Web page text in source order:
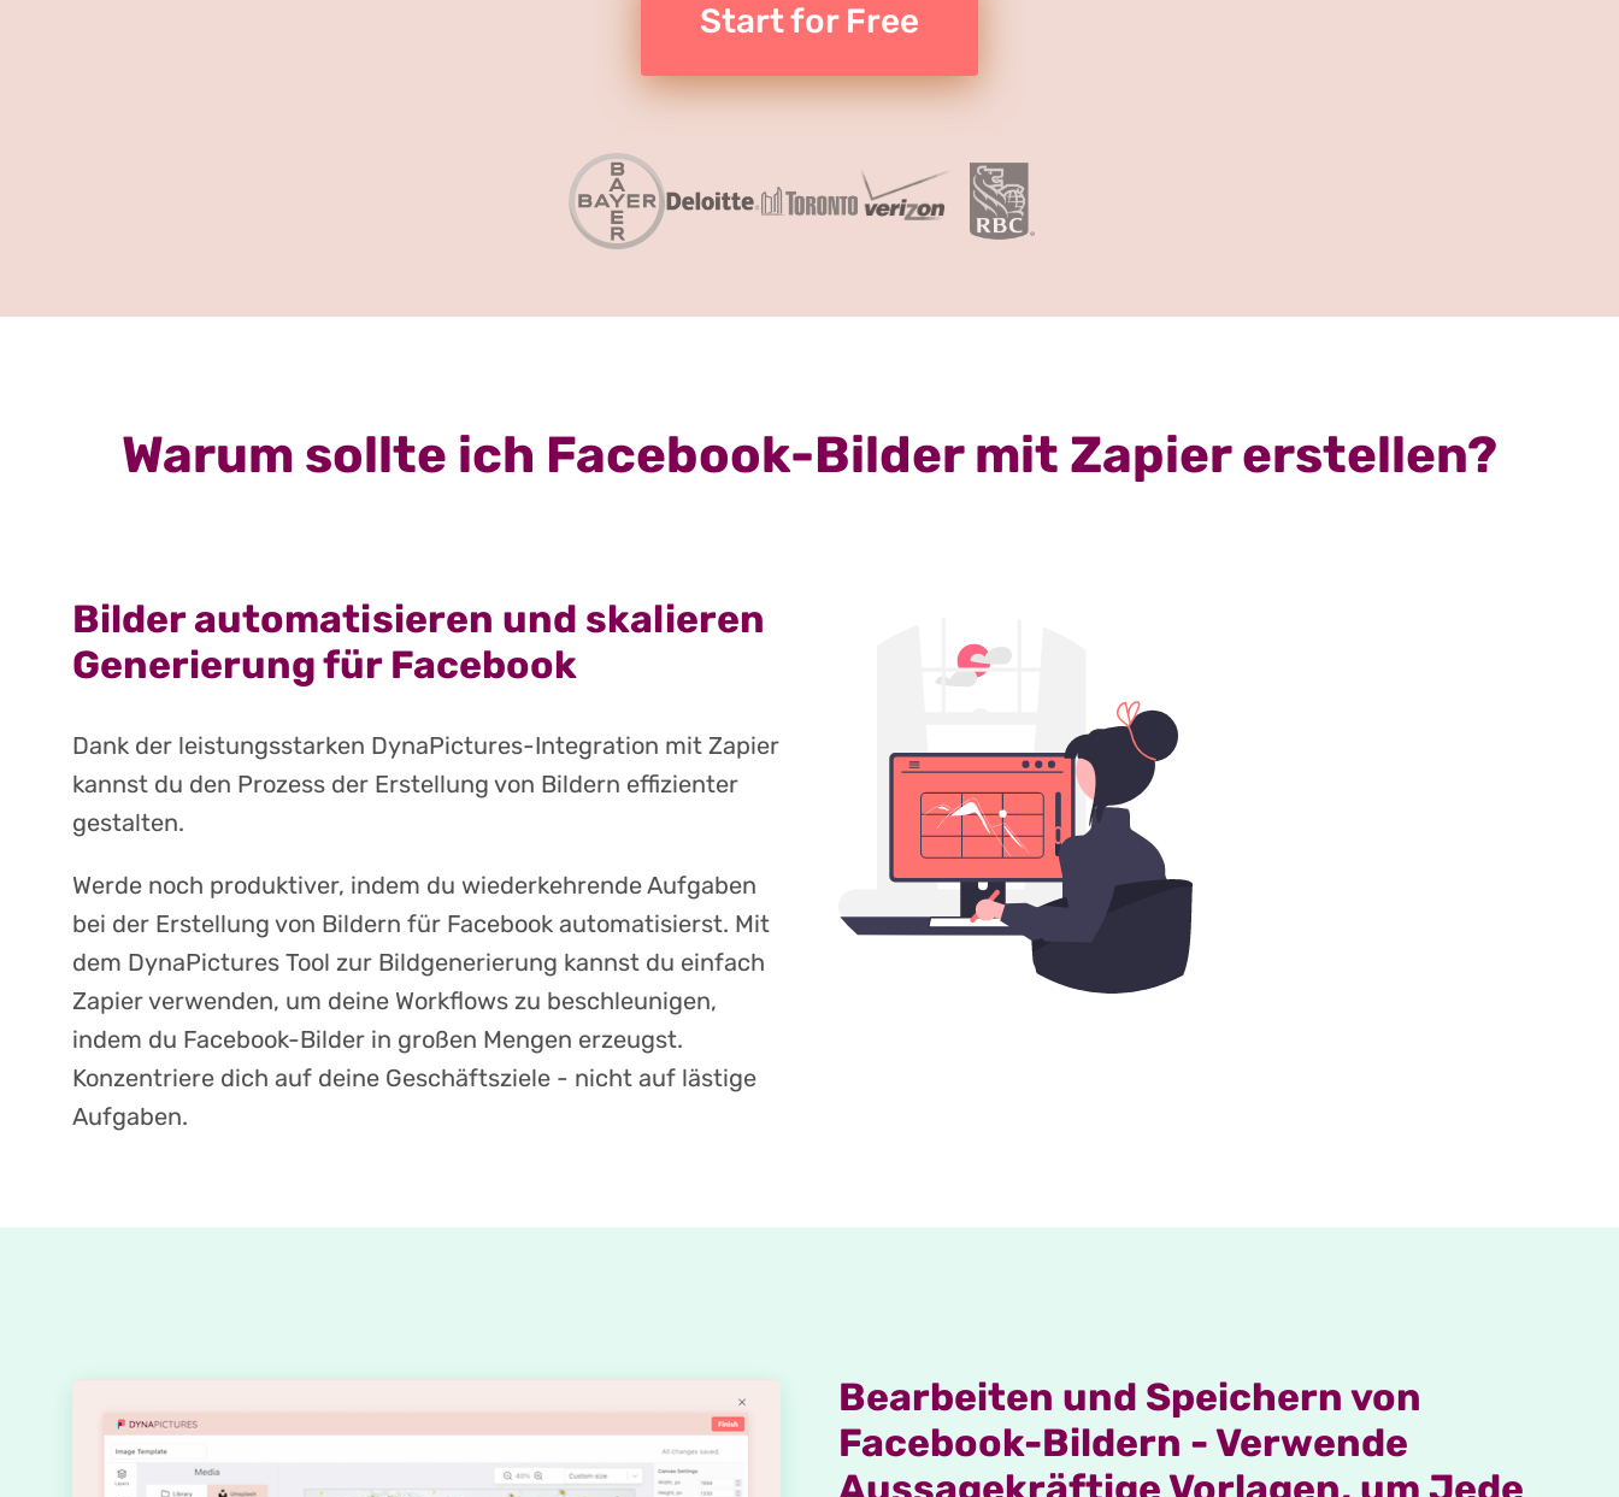
Start for Free
Warum sollte ich Facebook-Bilder mit Zapier erstellen?
Bilder automatisieren und skalieren
Generierung für Facebook
Dank der leistungsstarken DynaPictures-Integration mit Zapier
kannst du den Prozess der Erstellung von Bildern effizienter
gestalten.
Werde noch produktiver, indem du wiederkehrende Aufgaben
bei der Erstellung von Bildern für Facebook automatisierst. Mit
dem DynaPictures Tool zur Bildgenerierung kannst du einfach
Zapier verwenden, um deine Workflows zu beschleunigen,
indem du Facebook-Bilder in großen Mengen erzeugst.
Konzentriere dich auf deine Geschäftsziele - nicht auf lästige
Aufgaben.
Bearbeiten und Speichern von
Facebook-Bildern - Verwende